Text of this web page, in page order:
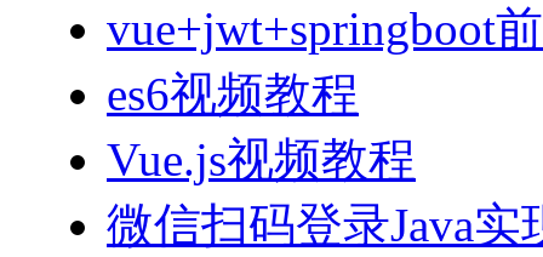
vue+jwt+springboot
es6视频教程
Vue.js视频教程
微信扫码登录Java实